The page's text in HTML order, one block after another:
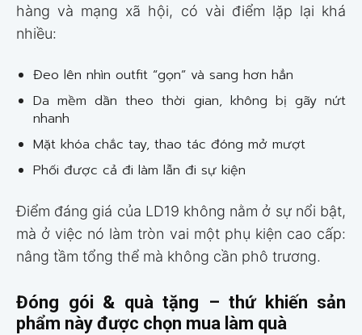
hàng và mạng xã hội, có vài điểm lặp lại khá
nhiều:
Đeo lên nhìn outfit “gọn” và sang hơn hẳn
Da mềm dần theo thời gian, không bị gãy nứt
nhanh
Mặt khóa chắc tay, thao tác đóng mở mượt
Phối được cả đi làm lẫn đi sự kiện
Điểm đáng giá của LD19 không nằm ở sự nổi bật,
mà ở việc nó làm tròn vai một phụ kiện cao cấp:
nâng tầm tổng thể mà không cần phô trương.
Đóng gói & quà tặng – thứ khiến sản
phẩm này được chọn mua làm quà